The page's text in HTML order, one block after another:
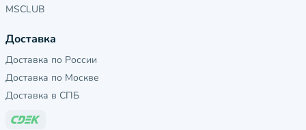
MSCLUB
Доставка
Доставка по России
Доставка по Москве
Доставка в СПБ